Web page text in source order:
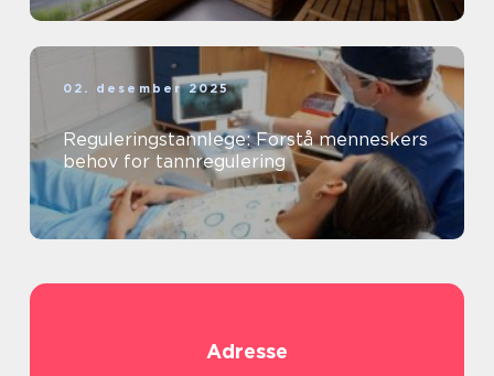
02. desember 2025
Reguleringstannlege: Forstå menneskers
behov for tannregulering
Adresse